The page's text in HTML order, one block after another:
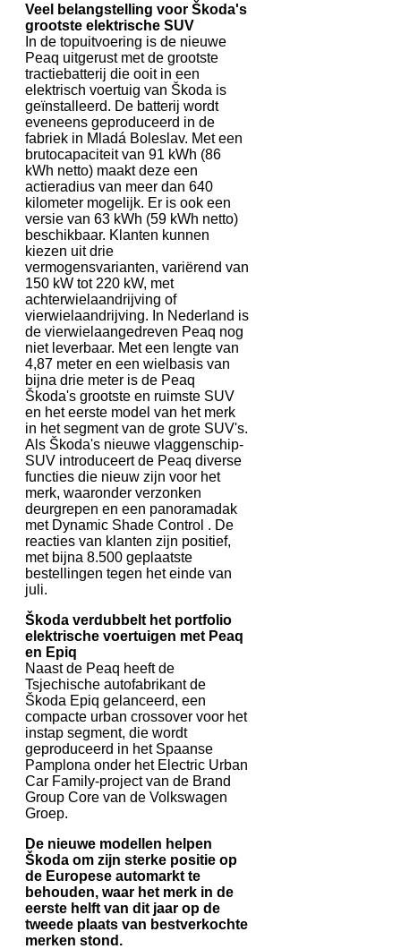
Veel belangstelling voor Škoda's
grootste elektrische SUV
In de topuitvoering is de nieuwe
Peaq uitgerust met de grootste
tractiebatterij die ooit in een
elektrisch voertuig van Škoda is
geïnstalleerd. De batterij wordt
eveneens geproduceerd in de
fabriek in Mladá Boleslav. Met een
brutocapaciteit van 91 kWh (86
kWh netto) maakt deze een
actieradius van meer dan 640
kilometer mogelijk. Er is ook een
versie van 63 kWh (59 kWh netto)
beschikbaar. Klanten kunnen
kiezen uit drie
vermogensvarianten, variërend van
150 kW tot 220 kW, met
achterwielaandrijving of
vierwielaandrijving. In Nederland is
de vierwielaangedreven Peaq nog
niet leverbaar. Met een lengte van
4,87 meter en een wielbasis van
bijna drie meter is de Peaq
Škoda's grootste en ruimste SUV
en het eerste model van het merk
in het segment van de grote SUV's.
Als Škoda's nieuwe vlaggenschip-
SUV introduceert de Peaq diverse
functies die nieuw zijn voor het
merk, waaronder verzonken
deurgrepen en een panoramadak
met Dynamic Shade Control . De
reacties van klanten zijn positief,
met bijna 8.500 geplaatste
bestellingen tegen het einde van
juli.
Škoda verdubbelt het portfolio
elektrische voertuigen met Peaq
en Epiq
Naast de Peaq heeft de
Tsjechische autofabrikant de
Škoda Epiq gelanceerd, een
compacte urban crossover voor het
instap segment, die wordt
geproduceerd in het Spaanse
Pamplona onder het Electric Urban
Car Family-project van de Brand
Group Core van de Volkswagen
Groep.
De nieuwe modellen helpen
Škoda om zijn sterke positie op
de Europese automarkt te
behouden, waar het merk in de
eerste helft van dit jaar op de
tweede plaats van bestverkochte
merken stond.